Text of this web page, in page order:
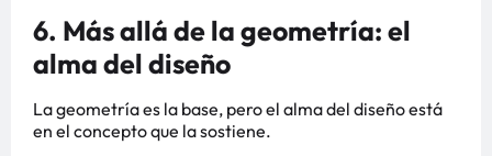
6. Más allá de la geometría: el
alma del diseño
La geometría es la base, pero el alma del diseño está
en el concepto que la sostiene.